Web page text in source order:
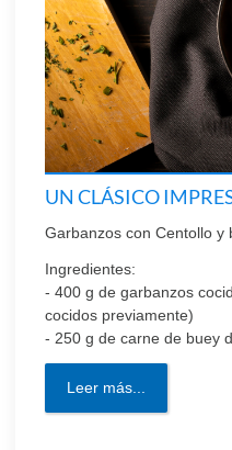
UN CLÁSICO
Garbanzos con Centollo y
Ingredientes:
- 400 g de garbanzos
cocidos previamente)
- 250 g de carne de buey
Leer más...